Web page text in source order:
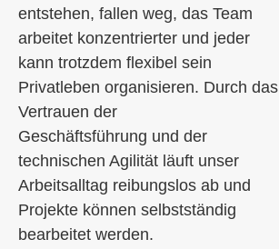
entstehen, fallen weg, das Team
arbeitet konzentrierter und jeder
kann trotzdem flexibel sein
Privatleben organisieren. Durch das
Vertrauen der
Geschäftsführung und der
technischen Agilität läuft unser
Arbeitsalltag reibungslos ab und
Projekte können selbstständig
bearbeitet werden.